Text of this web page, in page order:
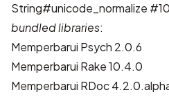
String#unicode_normalize
bundled libraries:
Memperbarui Psych 2.0.6
Memperbarui Rake 10.4.0
Memperbarui RDoc